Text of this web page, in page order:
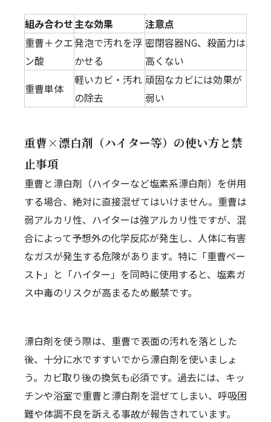
組み合わせ主な効果
注意点
重曹＋クエ
ン酸
発泡で汚れを浮
かせる
密閉容器NG、殺菌力は
高くない
重曹単体
軽いカビ・汚れ
の除去
頑固なカビには効果が
弱い
重曹×漂白剤（ハイター等）の使い方と禁
止事項
重曹と漂白剤（ハイターなど塩素系漂白剤）を併用
する場合、絶対に直接混ぜてはいけません。重曹は
弱アルカリ性、ハイターは強アルカリ性ですが、混
合によって予想外の化学反応が発生し、人体に有害
なガスが発生する危険があります。特に「重曹ペー
スト」と「ハイター」を同時に使用すると、塩素ガ
ス中毒のリスクが高まるため厳禁です。
漂白剤を使う際は、重曹で表面の汚れを落とした
後、十分に水ですすいでから漂白剤を使いましょ
う。カビ取り後の換気も必須です。過去には、キッ
チンや浴室で重曹と漂白剤を混ぜてしまい、呼吸困
難や体調不良を訴える事故が報告されています。